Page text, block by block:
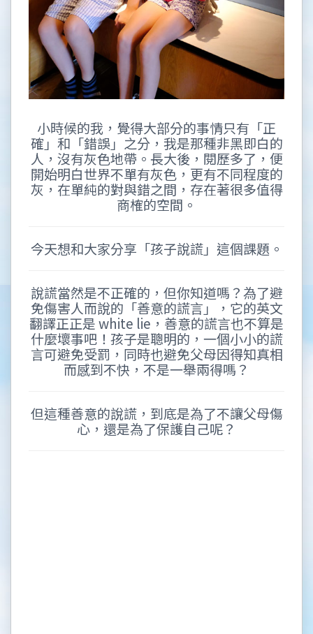
小時候的我，覺得大部分的事情只有「正
確」和「錯誤」之分，我是那種非黑即白的
人，沒有灰色地帶。長大後，閱歷多了，便
開始明白世界不單有灰色，更有不同程度的
灰，在單純的對與錯之間，存在著很多值得
商榷的空間。
今天想和大家分享「孩子說謊」這個課題。
說謊當然是不正確的，但你知道嗎？為了避
免傷害人而說的「善意的謊言」，它的英文
翻譯正正是 white lie，善意的謊言也不算是
什麼壞事吧！孩子是聰明的，一個小小的謊
言可避免受罰，同時也避免父母因得知真相
而感到不快，不是一舉兩得嗎？
但這種善意的說謊，到底是為了不讓父母傷
心，還是為了保護自己呢？